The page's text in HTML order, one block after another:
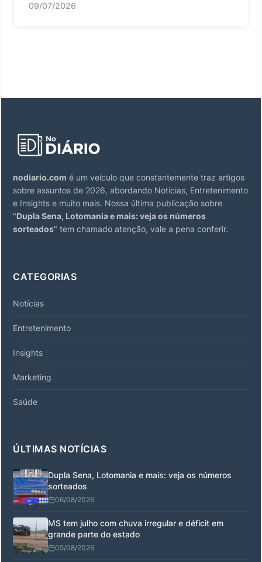
09/07/2026
nodiario.com é um veículo que constantemente traz artigos
sobre assuntos de 2026, abordando Notícias, Entretenimento
e Insights e muito mais. Nossa última publicação sobre
"Dupla Sena, Lotomania e mais: veja os números
sorteados" tem chamado atenção, vale a pena conferir.
CATEGORIAS
Notícias
Entretenimento
Insights
Marketing
Saúde
ÚLTIMAS NOTÍCIAS
Dupla Sena, Lotomania e mais: veja os números
sorteados
06/08/2026
MS tem julho com chuva irregular e déficit em
grande parte do estado
05/08/2026